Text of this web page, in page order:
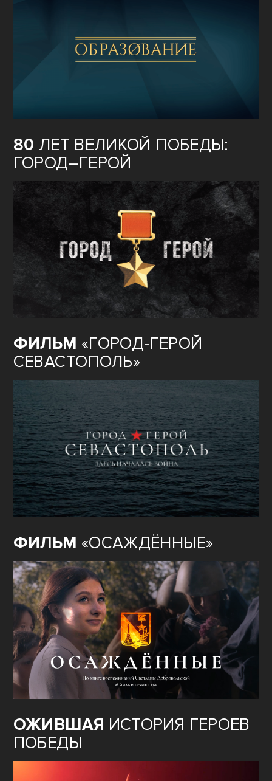
80 ЛЕТ ВЕЛИКОЙ ПОБЕДЫ:
ГОРОД–ГЕРОЙ
ФИЛЬМ «ГОРОД-ГЕРОЙ
СЕВАСТОПОЛЬ»
ФИЛЬМ «ОСАЖДЁННЫЕ»
ОЖИВШАЯ ИСТОРИЯ ГЕРОЕВ
ПОБЕДЫ